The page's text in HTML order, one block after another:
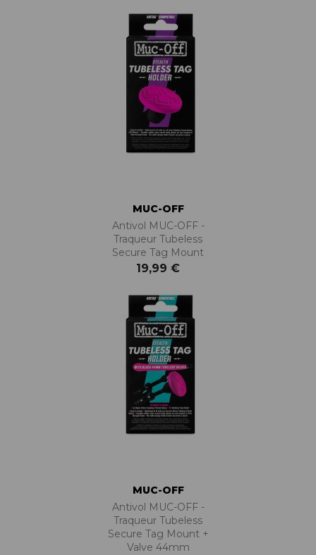
MUC-OFF
Antivol MUC-OFF -
Traqueur Tubeless
Secure Tag Mount
19,99 €
MUC-OFF
Antivol MUC-OFF -
Traqueur Tubeless
Secure Tag Mount +
Valve 44mm